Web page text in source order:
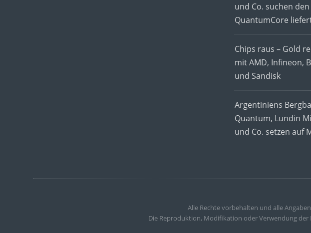
und Co. suchen
QuantumCore
Chips raus – Gold
mit AMD, Infineon,
und Sandisk
Argentiniens
Quantum, Lundin
und Co. setzen auf
Alle Rechte vorbehalten und alle
Die Reproduktion, Modifikation oder Verwendung